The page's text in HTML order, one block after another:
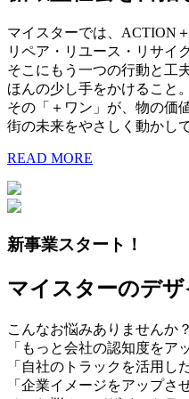
マイスターでは、ACTION＋
リペア・リユース・リサイ
そこにもう一つの行動と工
ほんの少し手をかけること
その「＋ワン」が、物の価
街の未来をやさしく動かし
READ MORE
新事業スタート！
マイスターのデ
こんなお悩みありませんか？
「もっと会社の認知度をア
「自社のトラックを活用し
「企業イメージをアップさ